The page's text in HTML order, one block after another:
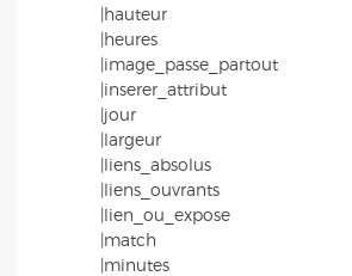
|hauteur
|heures
|image_passe_partout
|inserer_attribut
|jour
|largeur
|liens_absolus
|liens_ouvrants
|lien_ou_expose
|match
|minutes